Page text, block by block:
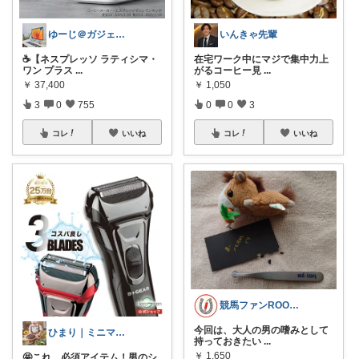
ゆーじ＠ガジェット
☕【ネスプレッソ ラティシマ・
ワン プラス ...
￥ 37,400
3 0 755
コレ いいね
ひまり｜ミニマルな育児と時短グッズ
いんきゃ先輩
在宅ワーク中にマジで集中力上
がるコーヒー見 ...
￥ 1,050
0 0 3
コレ いいね
競馬ファンROOM@Namickey-s
今回は、大人の男の嗜みとして
持っておきたい ...
￥ 1,650